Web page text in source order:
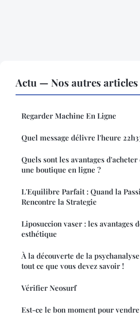
Actu — Nos autres articles
Regarder Machine En Ligne
Quel message délivre l'heure
Quels sont les avantages
une boutique en ligne ?
L'Equilibre Parfait : Quand la
Rencontre la Strategie
Liposuccion vaser : les avantages
esthétique
À la découverte de la
tout ce que vous devez savoir !
Vérifier Neosurf
Est-ce le bon moment pour